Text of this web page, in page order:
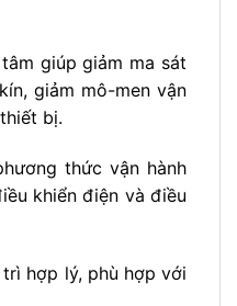
giúp giảm ma sát
giảm mô-men vận
bị.
thức vận hành
khiển điện và điều
hợp lý, phù hợp với